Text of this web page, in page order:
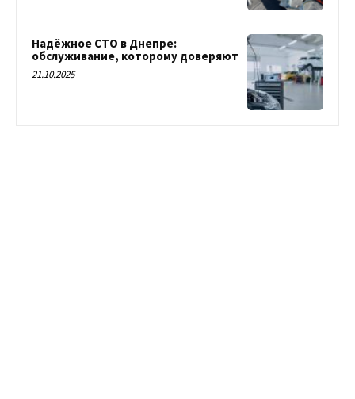
Надёжное СТО в Днепре:
обслуживание, которому доверяют
21.10.2025